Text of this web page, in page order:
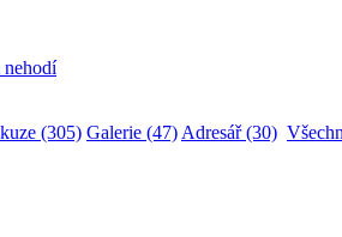
nehodí
(305) Galerie (47) Adresář (30)